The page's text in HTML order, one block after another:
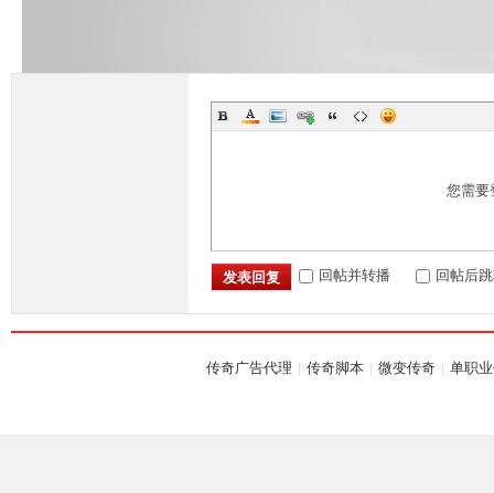
您需要
发表回复 回帖并转播 回帖后
传奇广告代理 | 传奇脚本 | 微变传奇 | 单职